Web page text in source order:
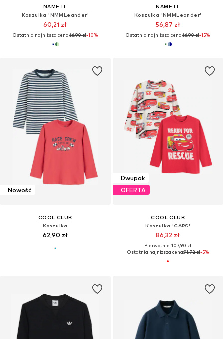
NAME IT
Koszulka 'NMMLeander'
60,21 zł
Ostatnia najniższa cena:66,90 zł-10%
NAME IT
Koszulka 'NMMLeander'
56,87 zł
Ostatnia najniższa cena:66,90 zł-15%
Nowość
COOL CLUB
Koszulka
62,90 zł
Dwupak
OFERTA
COOL CLUB
Koszulka 'CARS'
86,32 zł
Pierwotnie: 107,90 zł
Ostatnia najniższa cena:91,72 zł-5%